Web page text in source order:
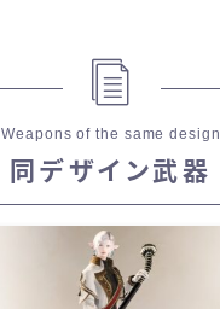
Weapons of the same design
同デザイン武器